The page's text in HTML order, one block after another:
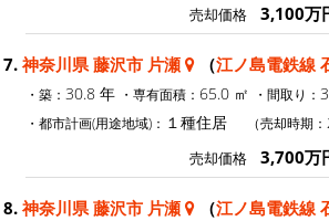
売却価格 3,100万
7. 神奈川県 藤沢市 片瀬 （江ノ島電鉄線
・築： 30.8 年 ・専有面積： 65.0 ㎡ ・間取り：
・都市計画(用途地域)： １種住居 （売却時期
売却価格 3,700万
8. 神奈川県 藤沢市 片瀬 （江ノ島電鉄線